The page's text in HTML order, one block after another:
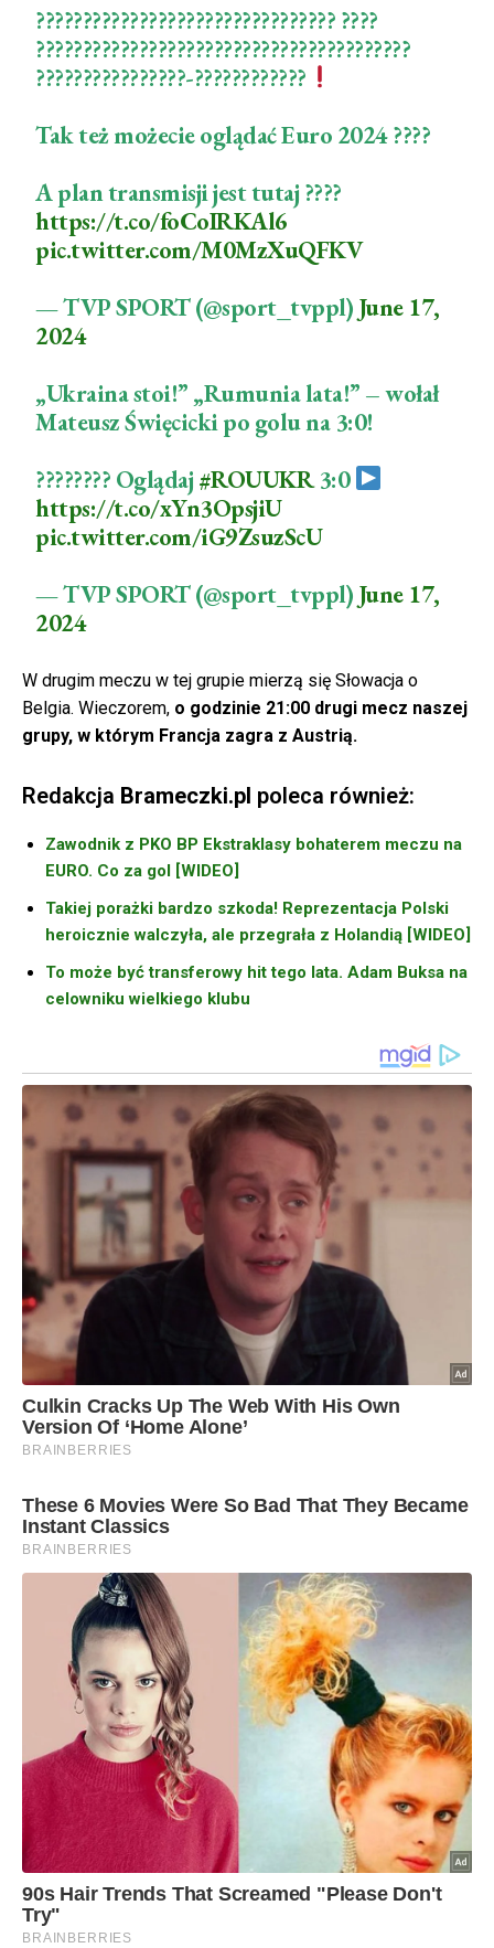
???????????????????????????????? ????
????????????????????????????????????????
????????????????-????????????
Tak też możecie oglądać Euro 2024 ????
A plan transmisji jest tutaj ????
https://t.co/foCoIRKAl6
pic.twitter.com/M0MzXuQFKV
— TVP SPORT (@sport_tvppl) June 17,
2024
„Ukraina stoi!” „Rumunia lata!” – wołał
Mateusz Święcicki po golu na 3:0!
???????? Oglądaj #ROUUKR3:0
https://t.co/xYn3OpsjiU
pic.twitter.com/iG9ZsuzScU
— TVP SPORT (@sport_tvppl) June 17,
2024
W drugim meczu w tej grupie mierzą się Słowacja o
Belgia. Wieczorem, o godzinie 21:00 drugi mecz naszej
grupy, w którym Francja zagra z Austrią.
Redakcja Brameczki.pl poleca również:
Zawodnik z PKO BP Ekstraklasy bohaterem meczu na
EURO. Co za gol [WIDEO]
Takiej porażki bardzo szkoda! Reprezentacja Polski
heroicznie walczyła, ale przegrała z Holandią [WIDEO]
To może być transferowy hit tego lata. Adam Buksa na
celowniku wielkiego klubu